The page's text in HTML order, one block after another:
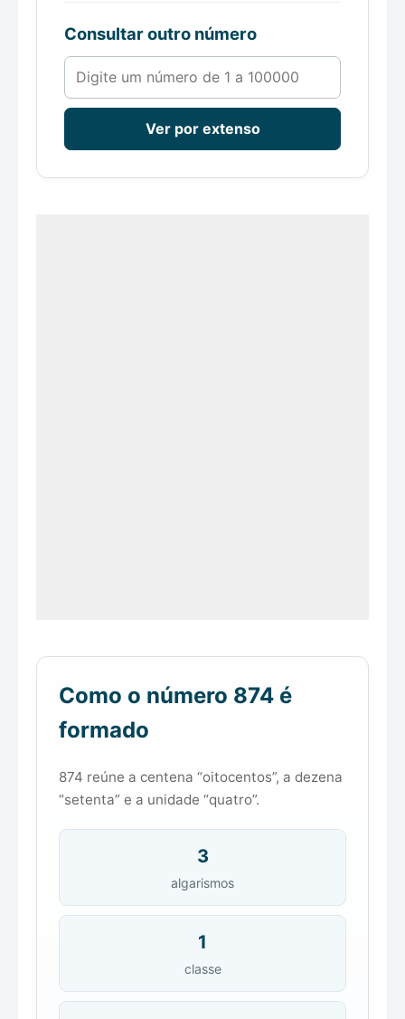
Consultar outro número
Número de 1 a 100000
Ver por extenso
Como o número 874 é
formado
874 reúne a centena “oitocentos”, a dezena
“setenta” e a unidade “quatro”.
3
algarismos
1
classe